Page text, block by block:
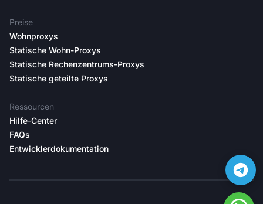
Preise
Wohnproxys
Statische Wohn-Proxys
Statische Rechenzentrums-Proxys
Statische geteilte Proxys
Ressourcen
Hilfe-Center
FAQs
Entwicklerdokumentation